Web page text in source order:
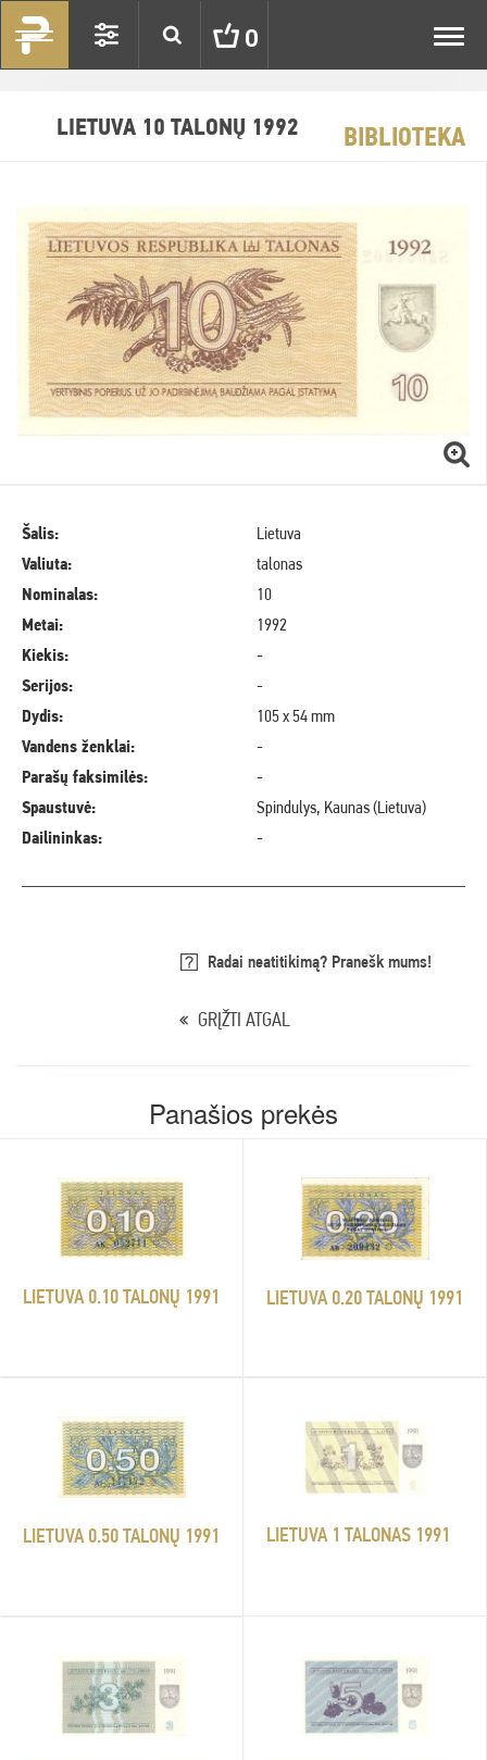
0
LIETUVA 10 TALONŲ 1992 BIBLIOTEKA
Šalis:
Lietuva
Valiuta:
talonas
Nominalas:
10
Metai:
1992
Kiekis:
-
Serijos:
-
Dydis:
105 x 54 mm
Vandens ženklai:
-
Parašų faksimilės:
-
Spaustuvė:
Spindulys, Kaunas (Lietuva)
Dailininkas:
-
Radai neatitikimą? Pranešk mums!
GRĮŽTI ATGAL
Panašios prekės
LIETUVA 0.10 TALONŲ 1991 LIETUVA 0.20 TALONŲ 1991
LIETUVA 0.50 TALONŲ 1991 LIETUVA 1 TALONAS 1991